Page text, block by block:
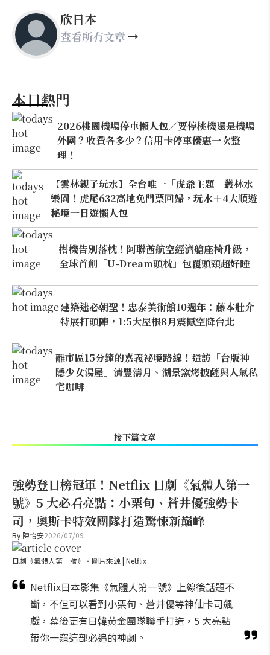
欣日本
查看所有文章
本日熱門
2026桃園機場停車懶人包／要停桃機還是機場
外圍？收費各多少？信用卡停車優惠一次整
理！
【雲林親子玩水】全台唯一「虎爺主題」叢林水
樂園！虎尾632高地免門票回歸，玩水＋4大順遊
秘境一日遊懶人包
搭機告別落枕！阿聯酋航空經濟艙座椅升級，
全球首創「U-Dream頭枕」包覆頭頸超好睡
建築迷必朝聖！忠泰美術館10週年：藤本壯介
特展打頭陣，1:5大屋根8月震撼空降台北
離市區15分鐘的嘉義祕境路線！造訪「台版神
隱少女湯屋」清豐濤月、湖景窯烤披薩與人氣私
宅咖啡
接下篇文章
強勢登日榜冠軍！Netflix 日劇《氣體人第一
號》5 大必看亮點：小栗旬、蒼井優強勢卡
司，奧斯卡特效團隊打造驚悚新巔峰
By 陳怡安2026/07/09
日劇《氣體人第一號》。圖片來源 | Netflix
Netflix日本影集《氣體人第一號》上線後話題不
斷，不但可以看到小栗旬、蒼井優等神仙卡司飆
戲，幕後更有日韓黃金團隊聯手打造，5 大亮點
帶你一窺這部必追的神劇。